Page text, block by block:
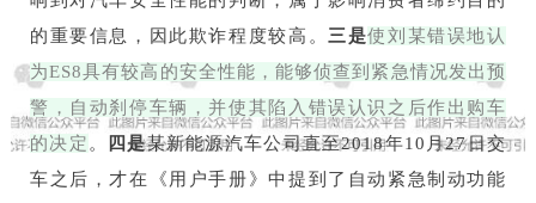
的重要信息，因此欺诈程度较高。 三是使刘某错误地认
为ES8具有较高的安全性能，能够侦查到紧急情况发出预
警，自动刹停车辆，并使其陷入错误认识之后作出购车
的决定 。 四是某新能源汽车公司直至2018年10月27日交
车之后，才在《用户手册》中提到了自动紧急制动功能